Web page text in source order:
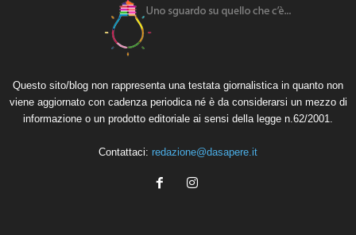
Questo sito/blog non rappresenta una testata giornalistica in quanto non
viene aggiornato con cadenza periodica né è da considerarsi un mezzo di
informazione o un prodotto editoriale ai sensi della legge n.62/2001.
Contattaci: redazione@dasapere.it